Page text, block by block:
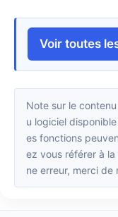
Voir toutes
Note sur le contenu : Cet article est basé sur la version d
u logiciel
es fonctions
ez vous référer à
ne erreur, merci de